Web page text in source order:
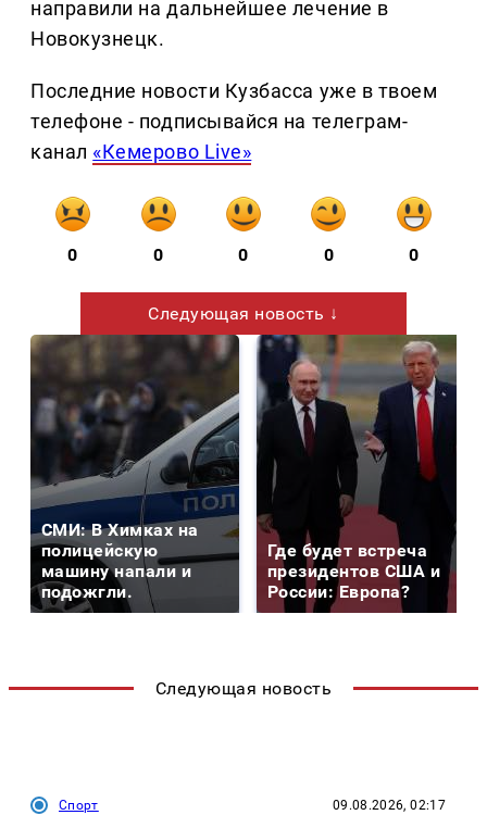
направили на дальнейшее лечение в
Новокузнецк.
Последние новости Кузбасса уже в твоем
телефоне - подписывайся на телеграм-
канал «Кемерово Live»
0 0 0 0 0
Следующая новость ↓
СМИ: В Химках на
полицейскую
машину напали и
подожгли.
Где будет встреча
президентов США и
России: Европа?
Следующая новость
Спорт 09.08.2026, 02:17